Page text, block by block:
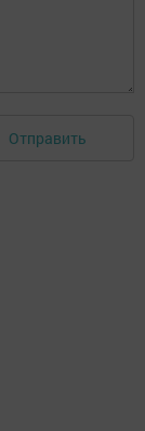
Отправить